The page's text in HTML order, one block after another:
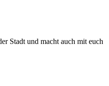
Stadt und macht auch mit euch